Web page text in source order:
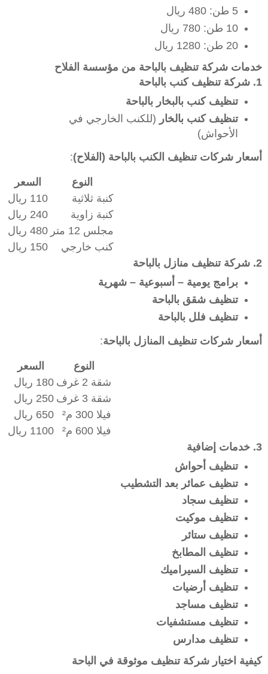
5 طن: 480 ريال
10 طن: 780 ريال
20 طن: 1280 ريال
خدمات شركة تنظيف بالباحة من مؤسسة الفلاح
1. شركة تنظيف كنب بالباحة
تنظيف كنب بالبخار بالباحة
تنظيف كنب بالخار (للكنب الخارجي في
الأحواش)
أسعار شركات تنظيف الكنب بالباحة (الفلاح):
النوع
السعر
كنبة ثلاثية
110 ريال
كنبة زاوية
240 ريال
مجلس 12 متر
480 ريال
كنب خارجي
150 ريال
2. شركة تنظيف منازل بالباحة
برامج يومية – أسبوعية – شهرية
تنظيف شقق بالباحة
تنظيف فلل بالباحة
أسعار شركات تنظيف المنازل بالباحة:
النوع
السعر
شقة 2 غرف
180 ريال
شقة 3 غرف
250 ريال
فيلا 300 م²
650 ريال
فيلا 600 م²
1100 ريال
3. خدمات إضافية
تنظيف أحواش
تنظيف عمائر بعد التشطيب
تنظيف سجاد
تنظيف موكيت
تنظيف ستائر
تنظيف المطابخ
تنظيف السيراميك
تنظيف أرضيات
تنظيف مساجد
تنظيف مستشفيات
تنظيف مدارس
كيفية اختيار شركة تنظيف موثوقة في الباحة